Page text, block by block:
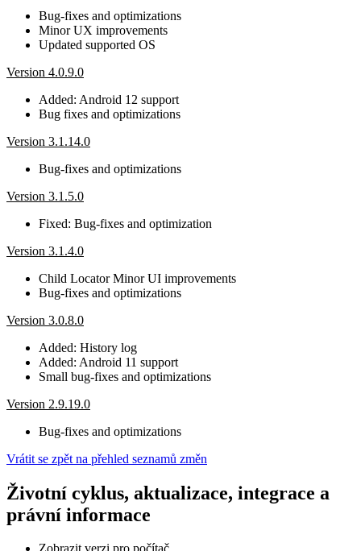
Bug-fixes and optimizations
Minor UX improvements
Updated supported OS
Version 4.0.9.0
Added: Android 12 support
Bug fixes and optimizations
Version 3.1.14.0
Bug-fixes and optimizations
Version 3.1.5.0
Fixed: Bug-fixes and optimization
Version 3.1.4.0
Child Locator Minor UI improvements
Bug-fixes and optimizations
Version 3.0.8.0
Added: History log
Added: Android 11 support
Small bug-fixes and optimizations
Version 2.9.19.0
Bug-fixes and optimizations
Vrátit se zpět na přehled seznamů změn
Životní cyklus, aktualizace, integrace a
právní informace